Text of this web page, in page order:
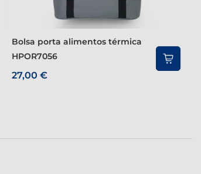
Bolsa porta alimentos térmica
HPOR7056
27,00 €